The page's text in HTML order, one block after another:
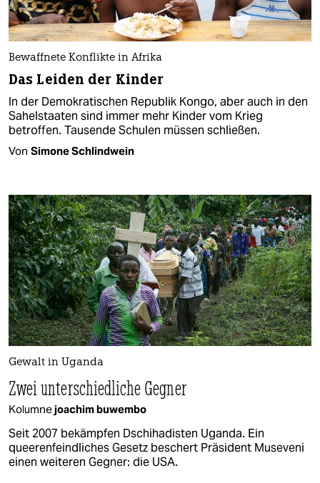
Bewaffnete Konflikte in Afrika
Das Leiden der Kinder
In der Demokratischen Republik Kongo, aber auch in den
Sahelstaaten sind immer mehr Kinder vom Krieg
betroffen. Tausende Schulen müssen schließen.
Von Simone Schlindwein
Gewalt in Uganda
Zwei unterschiedliche Gegner
Kolumne joachim buwembo
Seit 2007 bekämpfen Dschihadisten Uganda. Ein
queerenfeindliches Gesetz beschert Präsident Museveni
einen weiteren Gegner: die USA.